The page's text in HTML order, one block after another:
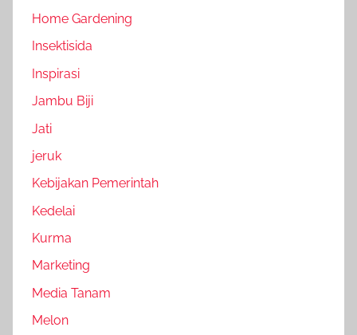
Home Gardening
Insektisida
Inspirasi
Jambu Biji
Jati
jeruk
Kebijakan Pemerintah
Kedelai
Kurma
Marketing
Media Tanam
Melon